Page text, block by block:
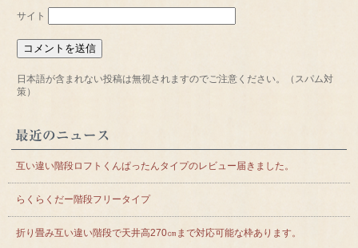
サイト
日本語が含まれない投稿は無視されますのでご注意ください。（スパム対
策）
最近のニュース
互い違い階段ロフトくんぱったんタイプのレビュー届きました。
らくらくだー階段フリータイプ
折り畳み互い違い階段で天井高270㎝まで対応可能な枠あります。